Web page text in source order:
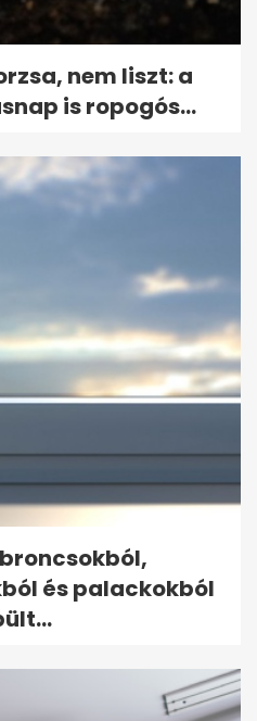
nem liszt: a
is ropogós...
és palackokból